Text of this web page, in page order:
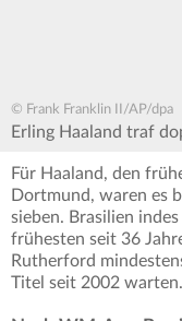
© Frank Franklin II/AP/dpa
Erling Haaland traf
Für Haaland, den
Dortmund, waren es
sieben. Brasilien
frühesten seit 36
Rutherford
Titel seit 2002 warten.